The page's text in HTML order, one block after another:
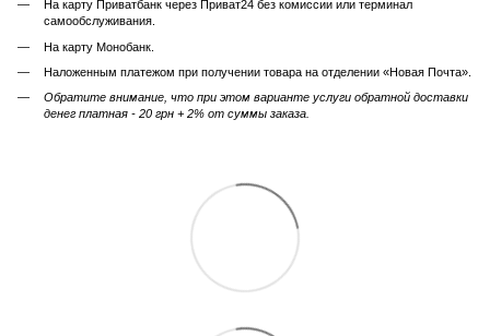
На карту Приватбанк через Приват24 без комиссии или терминал
самообслуживания.
На карту Монобанк.
Наложенным платежом при получении товара на отделении «Новая Почта».
Обратите внимание, что при этом варианте услуги обратной доставки
денег платная - 20 грн + 2% от суммы заказа.